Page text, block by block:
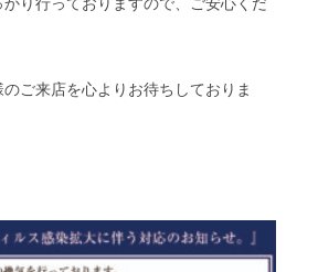
り行っておりますので、ご安心くだ
ご来店を心よりお待ちしておりま